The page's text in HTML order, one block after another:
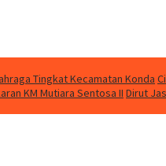
Tingkat Kecamatan Konda
KM Mutiara Sentosa II Dirut